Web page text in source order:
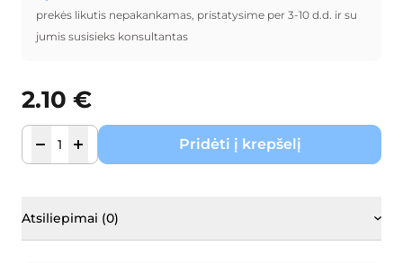
prekės likutis nepakankamas, pristatysime per 3-10 d.d. ir su
jumis susisieks konsultantas
2.10 €
Pridėti į krepšelį
Atsiliepimai (0)